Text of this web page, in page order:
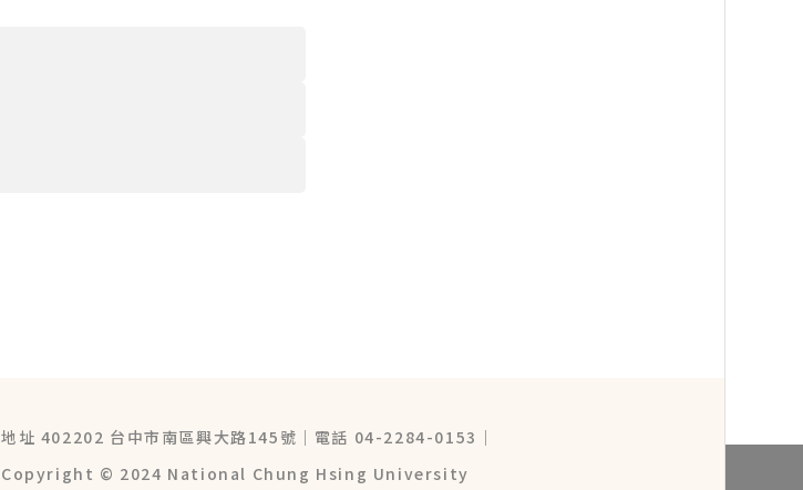
地址 402202 台中市南區興大路145號 ｜ 電話 04-2284-0153 ｜
Copyright © 2024 National Chung Hsing University